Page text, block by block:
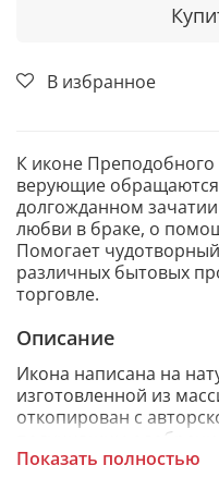
В избранное
К иконе
верующие
долгожданном
любви в браке, о
Помогает
различных бытовых
торговле.
Описание
Икона написана на
изготовленной из
откопирован с
получившим
церкви.
Показать полностью